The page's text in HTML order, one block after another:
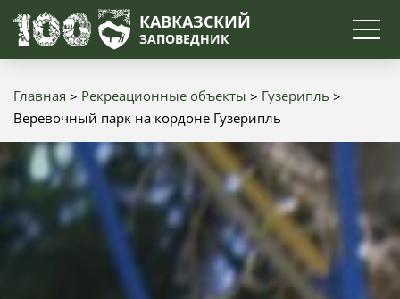
КАВКАЗСКИЙ
ЗАПОВЕДНИК
Поиск
Строка
навигации
Главная Рекреационные объекты
Гузерипль
Веревочный парк на кордоне Гузерипль